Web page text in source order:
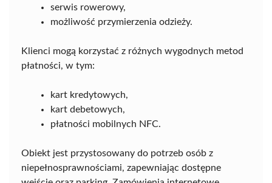
serwis rowerowy,
możliwość przymierzenia odzieży.
Klienci mogą korzystać z różnych wygodnych metod
płatności, w tym:
kart kredytowych,
kart debetowych,
płatności mobilnych NFC.
Obiekt jest przystosowany do potrzeb osób z
niepełnosprawnościami, zapewniając dostępne